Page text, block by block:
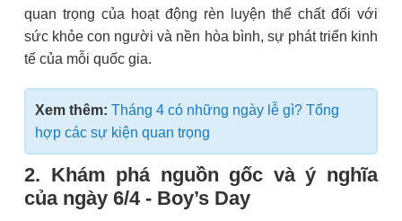
quan trọng của hoạt động rèn luyện thể chất đối với
sức khỏe con người và nền hòa bình, sự phát triển kinh
tế của mỗi quốc gia.
Xem thêm: Tháng 4 có những ngày lễ gì? Tổng
hợp các sự kiện quan trọng
2. Khám phá nguồn gốc và ý nghĩa
của ngày 6/4 - Boy’s Day